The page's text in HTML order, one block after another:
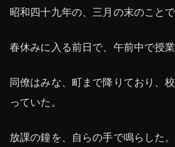
昭和四十九年の、三月の末のことで
春休みに入る前日で、午前中で授業
同僚はみな、町まで降りており、
っていた。
放課の鐘を、自らの手で鳴らした。